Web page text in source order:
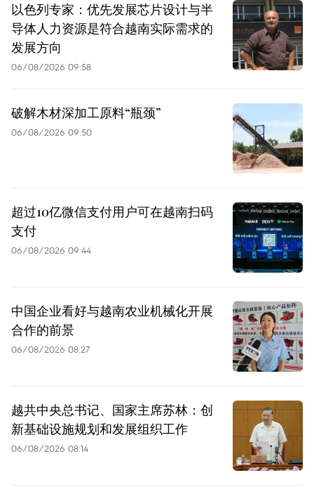
以色列专家：优先发展芯片设计与半
导体人力资源是符合越南实际需求的
发展方向
06/08/2026 09:58
破解木材深加工原料“瓶颈”
06/08/2026 09:50
超过10亿微信支付用户可在越南扫码
支付
06/08/2026 09:44
中国企业看好与越南农业机械化开展
合作的前景
06/08/2026 08:27
越共中央总书记、国家主席苏林：创
新基础设施规划和发展组织工作
06/08/2026 08:14